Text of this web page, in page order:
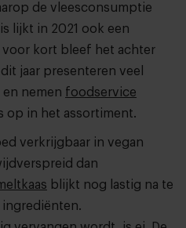
de vleesconsumptie
lijkt in 2021 ook een
kort bleef het achter
jaar presenteren veel
nemen foodservice
op in het assortiment.
verkrijgbaar in vegan
dan
blijkt nog lastig na te